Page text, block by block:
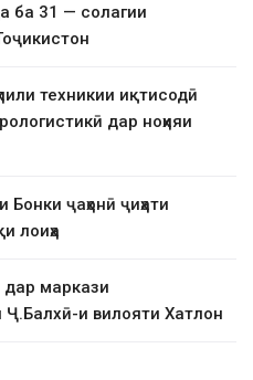
ба 31 — солагии
техникии иқтисодӣ
дар ноҳияи
ҷаҳонӣ ҷиҳати
лоиҳа
дар маркази
Ҷ.Балхӣ-и вилояти Хатлон